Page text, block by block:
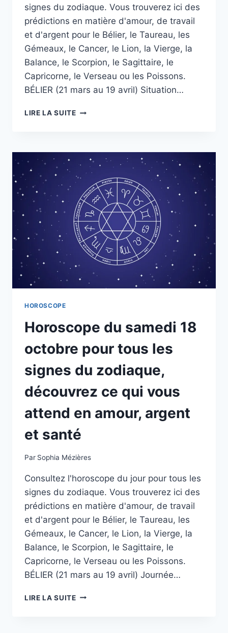
signes du zodiaque. Vous trouverez ici des
prédictions en matière d'amour, de travail
et d'argent pour le Bélier, le Taureau, les
Gémeaux, le Cancer, le Lion, la Vierge, la
Balance, le Scorpion, le Sagittaire, le
Capricorne, le Verseau ou les Poissons.
BÉLIER (21 mars au 19 avril) Situation…
LIRE LA SUITEHOROSCOPE
OCTOBRE
POUR
TOUS
LES
SIGNES
DU
ZODIAQUE,
DÉCOUVREZ
CE
QUI
VOUS
ATTEND
EN
SANTÉ
HOROSCOPE
Horoscope du samedi 18
octobre pour tous les
signes du zodiaque,
découvrez ce qui vous
attend en amour, argent
et santé
Par Sophia Mézières
Consultez l'horoscope du jour pour tous les
signes du zodiaque. Vous trouverez ici des
prédictions en matière d'amour, de travail
et d'argent pour le Bélier, le Taureau, les
Gémeaux, le Cancer, le Lion, la Vierge, la
Balance, le Scorpion, le Sagittaire, le
Capricorne, le Verseau ou les Poissons.
BÉLIER (21 mars au 19 avril) Journée…
LIRE LA SUITEHOROSCOPE